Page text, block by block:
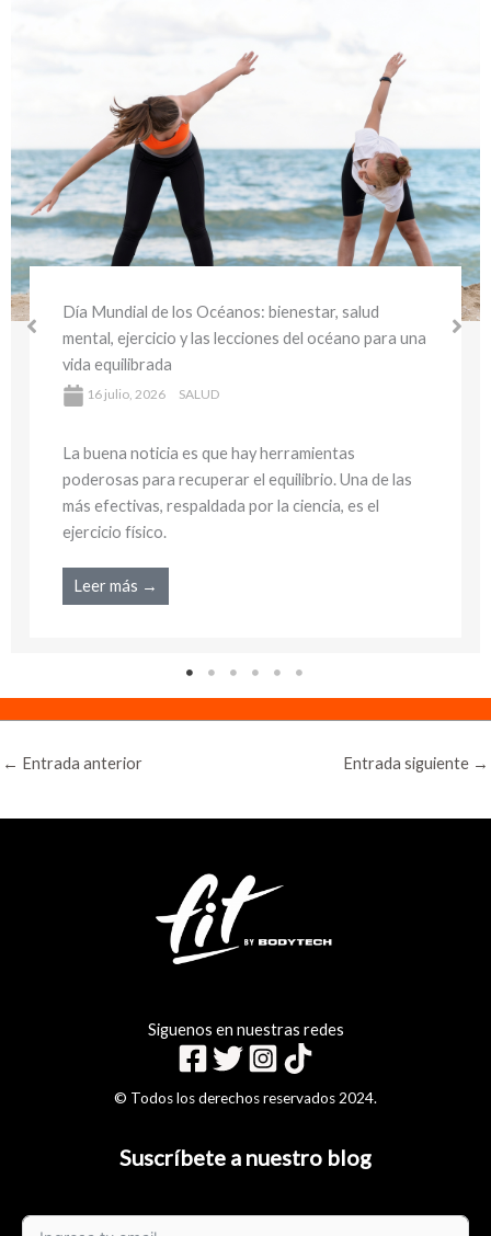
Día Mundial del Medio Ambiente y la Salud:
bienestar sostenible y hábitos saludables para
cuidar tu salud y el planeta
La buena noticia es que hay herramientas
poderosas para recuperar el equilibrio. Una de las
más efectivas, respaldada por la ciencia, es el
ejercicio físico.
Leer más →
← Entrada anterior Entrada siguiente →
Siguenos en nuestras redes
© Todos los derechos reservados 2024.
Suscríbete a nuestro blog